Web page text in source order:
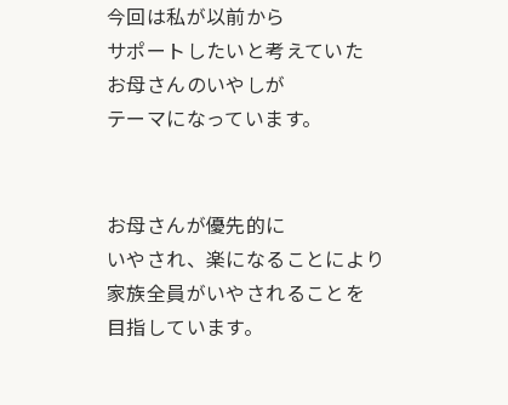
今回は私が以前から
サポートしたいと考えていた
お母さんのいやしが
テーマになっています。
お母さんが優先的に
いやされ、楽になることにより
家族全員がいやされることを
目指しています。